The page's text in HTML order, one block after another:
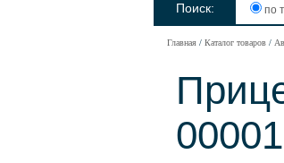
Поиск: по
Главная Каталог товаров